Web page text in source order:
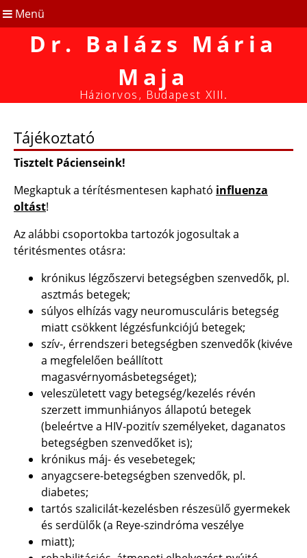
Menü
Dr. Balázs Mária
Maja
Háziorvos, Budapest XIII.
Tájékoztató
Tisztelt Pácienseink!
Megkaptuk a térítésmentesen kapható influenza
oltást!
Az alábbi csoportokba tartozók jogosultak a
téritésmentes otásra:
krónikus légzőszervi betegségben szenvedők, pl.
asztmás betegek;
súlyos elhízás vagy neuromusculáris betegség
miatt csökkent légzésfunkciójú betegek;
szív-, érrendszeri betegségben szenvedők (kivéve
a megfelelően beállított
magasvérnyomásbetegséget);
veleszületett vagy betegség/kezelés révén
szerzett immunhiányos állapotú betegek
(beleértve a HIV-pozitív személyeket, daganatos
betegségben szenvedőket is);
krónikus máj- és vesebetegek;
anyagcsere-betegségben szenvedők, pl.
diabetes;
tartós szalicilát-kezelésben részesülő gyermekek
és serdülők (a Reye-szindróma veszélye
miatt);